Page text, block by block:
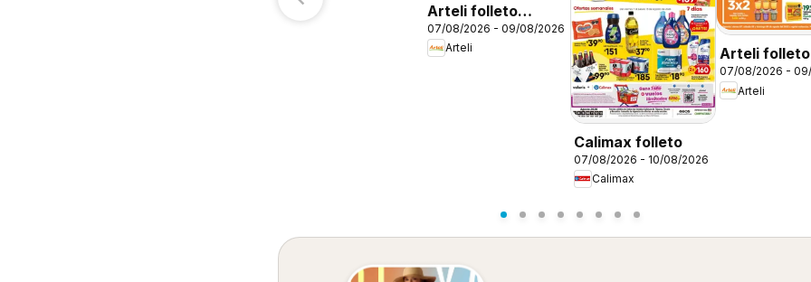
Arteli folleto
Regreso a clases
07/08/2026 - 09/08/2026
Arteli
Calimax folleto
07/08/2026 - 10/08/2026
Calimax
Arteli folleto
07/08/2026 -
Arteli